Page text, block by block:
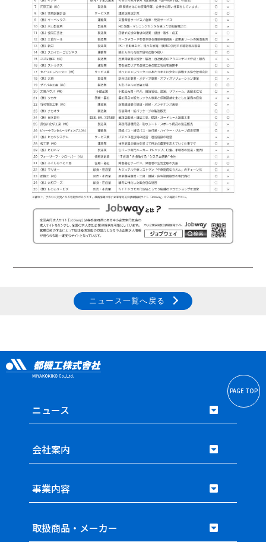
ニュース一覧へ戻る
PAGE TOP
ニュース
会社案内
事業内容
取扱商品・メーカー